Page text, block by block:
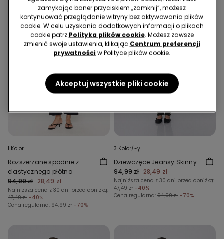
1 Kolor
Rozszerzane spodnie z
elastycznego płótna
94,99 zł 28,49 zł
Najniższa cena z 30 dni przed obniżką:
47,49 zł -40%
Cena regularna: 94,99 zł -70%
3 Kolor/-y
Dziewczęce Jeansy Skinny
94,99 zł 28,49 zł
Najniższa cena z 30 dni przed obniżką:
47,49 zł -40%
Cena regularna: 94,99 zł -70%
zamykając baner przyciskiem „zamknij”, możesz
kontynuować przeglądanie witryny bez aktywowania plików
cookie. W celu uzyskania dodatkowych informacji o plikach
cookie patrz Polityka plików cookie. Możesz zawsze
zmienić swoje ustawienia, klikając Centrum preferencji
prywatnościw Polityce plików cookie.
Akceptuj wszystkie pliki cookie